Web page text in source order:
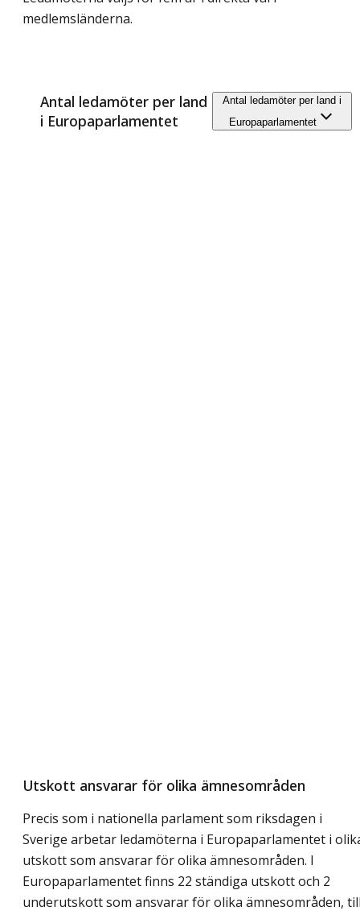
medlemsländerna.
Antal ledamöter per land
i Europaparlamentet
Antal ledamöter per land i
Europaparlamentet
Utskott ansvarar för olika ämnesområden
Precis som i nationella parlament som riksdagen i
Sverige arbetar ledamöterna i Europaparlamentet i
utskott som ansvarar för olika ämnesområden. I
Europaparlamentet finns 22 ständiga utskott och 2
underutskott som ansvarar för olika ämnesområden,